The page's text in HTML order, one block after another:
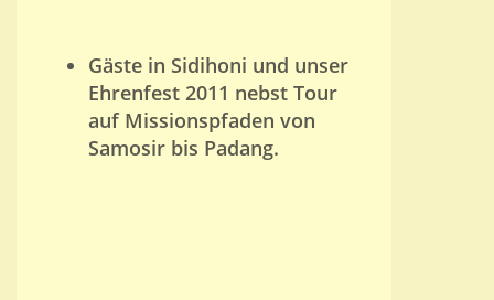
Gäste in Sidihoni und unser
Ehrenfest 2011 nebst Tour
auf Missionspfaden von
Samosir bis Padang.